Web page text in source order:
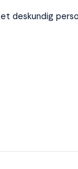
deskundig